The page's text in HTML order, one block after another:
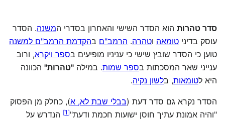
סדר טהרות הוא הסדר השישי והאחרון בסדרי המשנה. הסדר
עוסק בדיני טומאה וטהרה. הרמב"ם בהקדמת הרמב"ם למשנה
טוען כי הסדר שובץ שישי כי עניניו מופיעים בספר ויקרא, ורוב
ענייני שאר המסכתות בספר שמות. במילה "טהרות" הכוונה
היא לטומאות, בלשון נקיה.
הסדר נקרא גם סדר דעת (בבלי שבת לא, א), כחלק מן הפסוק
"והיה אמונת עתיך חוסן ישועות חכמת ודעת"[
1
] הנדרש על